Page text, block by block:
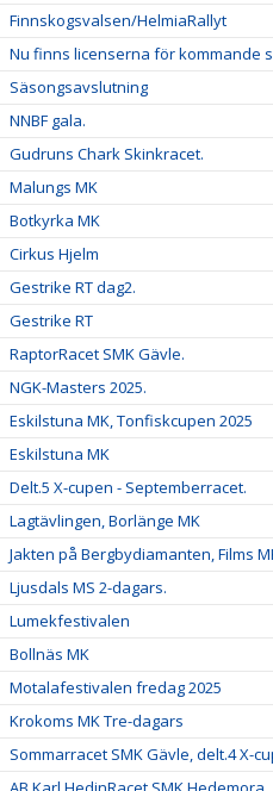
Finnskogsvalsen/HelmiaRallyt
Nu finns licenserna för kommande
Säsongsavslutning
NNBF gala.
Gudruns Chark Skinkracet.
Malungs MK
Botkyrka MK
Cirkus Hjelm
Gestrike RT dag2.
Gestrike RT
RaptorRacet SMK Gävle.
NGK-Masters 2025.
Eskilstuna MK, Tonfiskcupen 2025
Eskilstuna MK
Delt.5 X-cupen - Septemberracet.
Lagtävlingen, Borlänge MK
Jakten på Bergbydiamanten, Films
Ljusdals MS 2-dagars.
Lumekfestivalen
Bollnäs MK
Motalafestivalen fredag 2025
Krokoms MK Tre-dagars
Sommarracet SMK Gävle, delt.4 X-